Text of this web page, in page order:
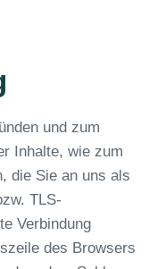
und zum
Inhalte, wie zum
die Sie an uns als
TLS-
Verbindung
des Browsers